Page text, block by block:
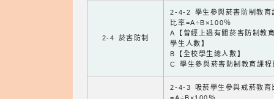
2-4 菸害防制
2-4-2 學生參與菸害防制教育
比率=A÷B×100％
A【曾經上過有關菸害防制教
學生人數】
B【全校學生總人數】
C 學生參與菸害防制教育課程
2-4-3 吸菸學生參與戒菸教育